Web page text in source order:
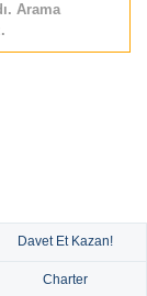
Arama
Davet Et Kazan!
Charter